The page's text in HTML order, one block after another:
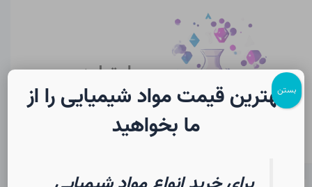
سایت لرن
شیمی
بهترین قیمت مواد شیمیایی را از
ما بخواهید
بستن